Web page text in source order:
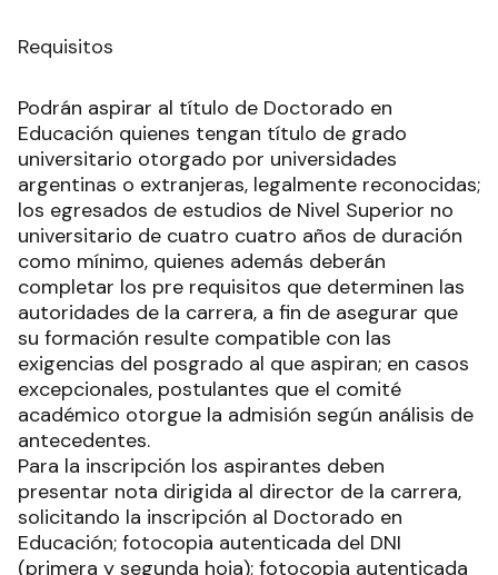
Requisitos
Podrán aspirar al título de Doctorado en
Educación quienes tengan título de grado
universitario otorgado por universidades
argentinas o extranjeras, legalmente reconocidas;
los egresados de estudios de Nivel Superior no
universitario de cuatro cuatro años de duración
como mínimo, quienes además deberán
completar los pre requisitos que determinen las
autoridades de la carrera, a fin de asegurar que
su formación resulte compatible con las
exigencias del posgrado al que aspiran; en casos
excepcionales, postulantes que el comité
académico otorgue la admisión según análisis de
antecedentes.
Para la inscripción los aspirantes deben
presentar nota dirigida al director de la carrera,
solicitando la inscripción al Doctorado en
Educación; fotocopia autenticada del DNI
(primera y segunda hoja); fotocopia autenticada